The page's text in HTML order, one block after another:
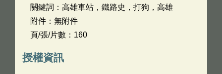
關鍵詞：高雄車站，鐵路史，打狗，高雄
附件：無附件
頁/張/片數：160
授權資訊